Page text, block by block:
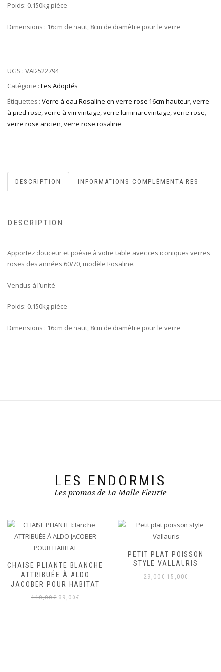
Poids: 0.150kg pièce
Dimensions : 16cm de haut, 8cm de diamètre pour le verre
UGS : VAI2522794
Catégorie : Les Adoptés
Étiquettes : Verre à eau Rosaline en verre rose 16cm hauteur,verre
à pied rose,verre à vin vintage,verre luminarc vintage,verre rose,
verre rose ancien,verre rose rosaline
DESCRIPTION INFORMATIONS COMPLÉMENTAIRES
DESCRIPTION
Apportez douceur et poésie à votre table avec ces iconiques verres
roses des années 60/70, modèle Rosaline.
Vendus à l’unité
Poids: 0.150kg pièce
Dimensions : 16cm de haut, 8cm de diamètre pour le verre
LES ENDORMIS
Les promos de La Malle Fleurie
CHAISE PLIANTE BLANCHE
ATTRIBUÉE À ALDO
JACOBER POUR HABITAT
110,00€ Le
89,00 €
PETIT PLAT POISSON
STYLE VALLAURIS
29,00€ Le
15,00 €